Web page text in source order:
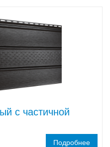
с частичной
Подробнее